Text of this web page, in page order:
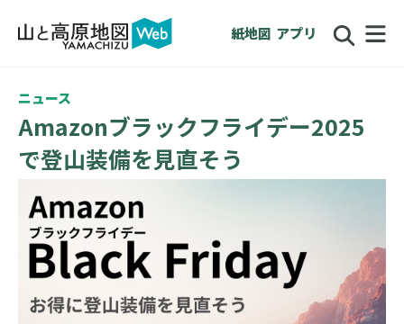
紙地図 アプリ
ニュース
Amazonブラックフライデー2025
で登山装備を見直そう